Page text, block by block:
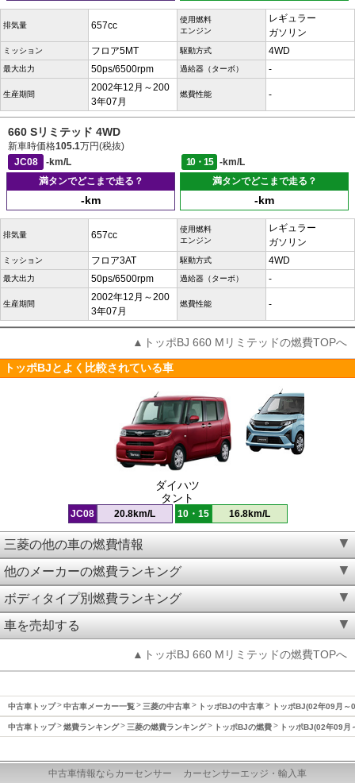
排気量 657cc
使用燃料
エンジン
レギュラー
ガソリン
ミッション フロア5MT 駆動方式 4WD
最大出力 50ps/6500rpm 過給器（ターボ） -
生産期間
2002年12月～200
3年07月
燃費性能 -
660 Sリミテッド 4WD
新車時価格105.1万円(税抜)
JC08
-km/L 10・15
-km/L
満タンでどこまで走る？
-km
満タンでどこまで走る？
-km
排気量 657cc
使用燃料
エンジン
レギュラー
ガソリン
ミッション フロア3AT 駆動方式 4WD
最大出力 50ps/6500rpm 過給器（ターボ） -
生産期間
2002年12月～200
3年07月
燃費性能 -
▲トッポBJ 660 Mリミテッドの燃費TOPへ
トッポBJとよく比較されている車
ダイハツ
タント
JC08 20.8km/L 10・15 16.8km/L
三菱の他の車の燃費情報
他のメーカーの燃費ランキング
ボディタイプ別燃費ランキング
車を売却する
▲トッポBJ 660 Mリミテッドの燃費TOPへ
中古車トップ 中古車メーカー一覧 三菱の中古車 トッポBJの中古車 トッポBJ(02年09月～
中古車トップ 燃費ランキング 三菱の燃費ランキング トッポBJの燃費 トッポBJ(02年09月
中古車情報ならカーセンサー
カーセンサーエッジ・輸入車